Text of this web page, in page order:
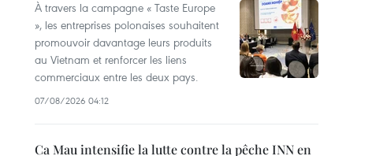
À travers la campagne « Taste Europe
», les entreprises polonaises souhaitent
promouvoir davantage leurs produits
au Vietnam et renforcer les liens
commerciaux entre les deux pays.
07/08/2026 04:12
Ca Mau intensifie la lutte contre la pêche INN en